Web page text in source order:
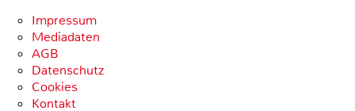
Impressum
Mediadaten
AGB
Datenschutz
Cookies
Kontakt